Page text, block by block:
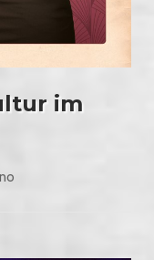
im